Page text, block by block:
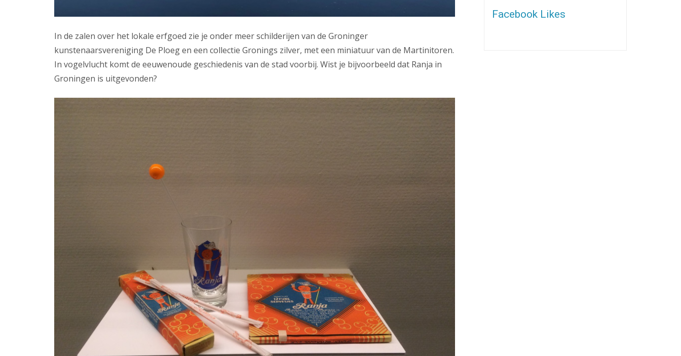
In de zalen over het lokale erfgoed zie je onder meer schilderijen van de Groninger
kunstenaarsvereniging De Ploeg en een collectie Gronings zilver, met een miniatuur van de Martinitoren.
In vogelvlucht komt de eeuwenoude geschiedenis van de stad voorbij. Wist je bijvoorbeeld dat Ranja in
Groningen is uitgevonden?
Facebook Likes